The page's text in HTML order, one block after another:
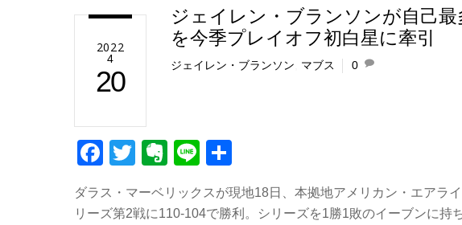
2022
4
20
ジェイレン・ブランソンが自己
を今季プレイオフ初白星に牽引
ジェイレン・ブランソン マブス 0
F
c
T
tt
E
er
Li
e
ダラス・マーベリックスが現地18日、本拠地アメリカン・エアラ
リーズ第2戦に110-104で勝利。シリーズを1勝1敗のイーブンに持